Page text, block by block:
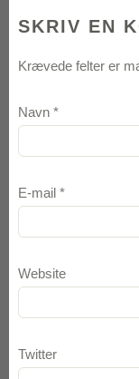
SKRIV EN
Krævede felter er
Navn *
E-mail *
Website
Twitter